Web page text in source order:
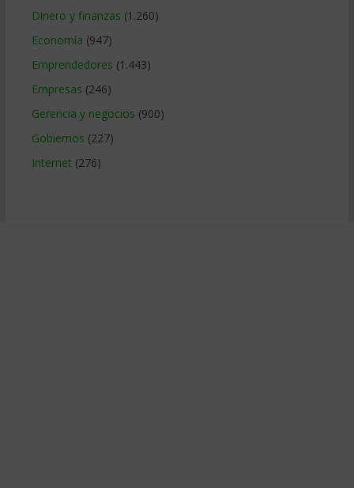
Dinero y finanzas (1.260)
Economía (947)
Emprendedores (1.443)
Empresas (246)
Gerencia y negocios (900)
Gobiernos (227)
Internet (276)